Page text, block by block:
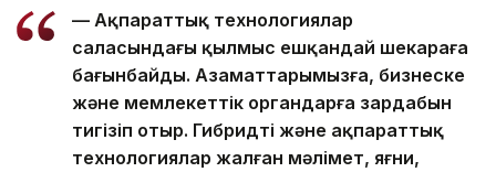
— Ақпараттық технологиялар
саласындағы қылмыс ешқандай шекараға
бағынбайды. Азаматтарымызға, бизнеске
және мемлекеттік органдарға зардабын
тигізіп отыр. Гибридті және ақпараттық
технологиялар жалған мәлімет, яғни,